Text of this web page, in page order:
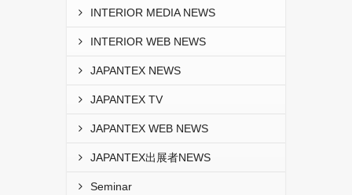
INTERIOR MEDIA NEWS
INTERIOR WEB NEWS
JAPANTEX NEWS
JAPANTEX TV
JAPANTEX WEB NEWS
JAPANTEX出展者NEWS
Seminar